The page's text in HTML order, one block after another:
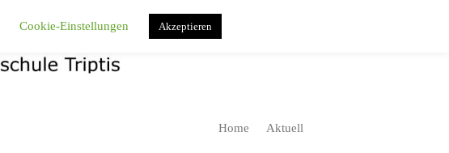
Home Aktuell
Cookie-Einstellungen Akzeptieren